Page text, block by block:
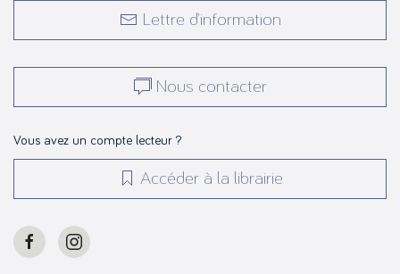
Lettre d’information
Nous contacter
Vous avez un compte lecteur ?
Accéder à la librairie